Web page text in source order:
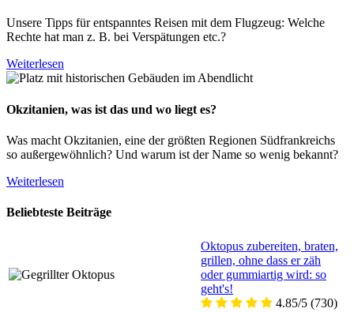
Unsere Tipps für entspanntes Reisen mit dem Flugzeug: Welche
Rechte hat man z. B. bei Verspätungen etc.?
Weiterlesen
Okzitanien, was ist das und wo liegt es?
Was macht Okzitanien, eine der größten Regionen Südfrankreichs
so außergewöhnlich? Und warum ist der Name so wenig bekannt?
Weiterlesen
Beliebteste Beiträge
Oktopus zubereiten, braten,
grillen, ohne dass er zäh
oder gummiartig wird: so
geht's!
4.85/5 (730)